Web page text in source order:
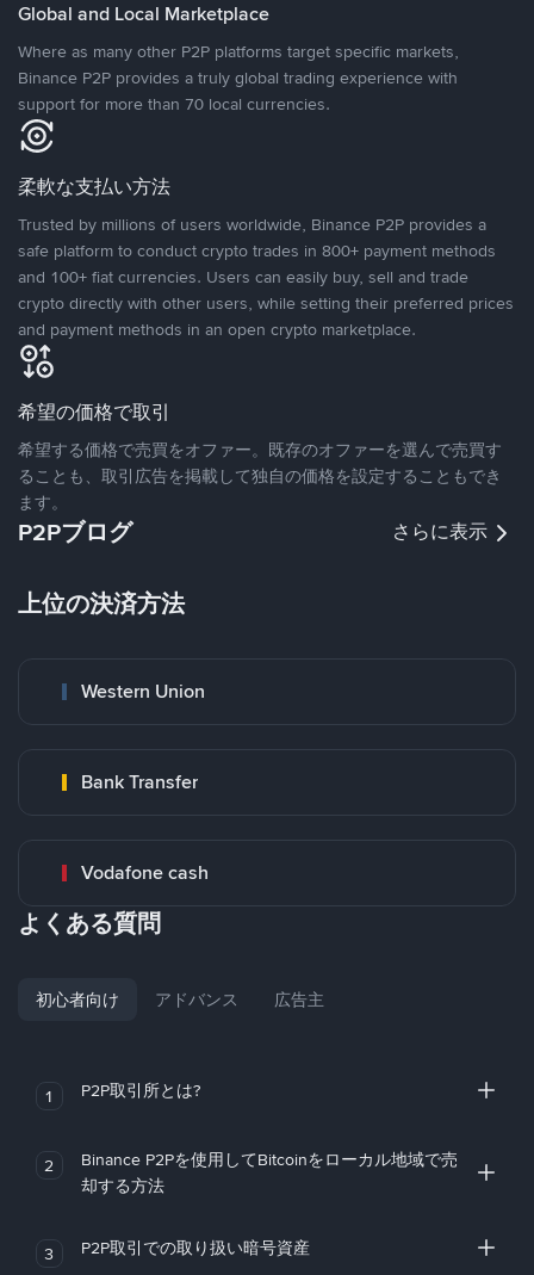
Global and Local Marketplace
Where as many other P2P platforms target specific markets,
Binance P2P provides a truly global trading experience with
support for more than 70 local currencies.
柔軟な支払い方法
Trusted by millions of users worldwide, Binance P2P provides a
safe platform to conduct crypto trades in 800+ payment methods
and 100+ fiat currencies. Users can easily buy, sell and trade
crypto directly with other users, while setting their preferred prices
and payment methods in an open crypto marketplace.
希望の価格で取引
希望する価格で売買をオファー。既存のオファーを選んで売買す
ることも、取引広告を掲載して独自の価格を設定することもでき
ます。
P2Pブログ さらに表示
上位の決済方法
Western Union
Bank Transfer
Vodafone cash
よくある質問
初心者向け アドバンス 広告主
1 P2P取引所とは?
2
Binance P2Pを使用してBitcoinをローカル地域で売
却する方法
3 P2P取引での取り扱い暗号資産